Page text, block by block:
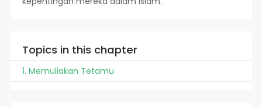
Topics in this chapter
1. Memuliakan Tetamu